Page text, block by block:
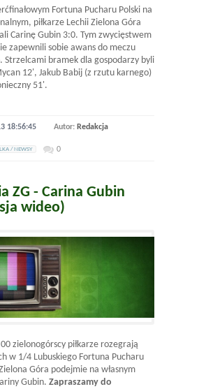
Fortuna Pucharu Polski na
piłkarze Lechii Zielona Góra
Carinę Gubin 3:0. Tym zwycięstwem
zapewnili sobie awans do meczu
Strzelcami bramek dla gospodarzy byli
12', Jakub Babij (z rzutu karnego)
51'.
18:56:45 Autor: Redakcja
/ NEWSY 0
ZG - Carina Gubin
wideo)
zielonogórscy piłkarze rozegrają
w 1/4 Lubuskiego Fortuna Pucharu
Góra podejmie na własnym
Gubin. Zapraszamy do